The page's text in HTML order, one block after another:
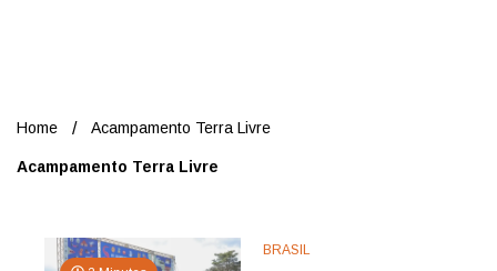
Home Acampamento Terra Livre
Acampamento Terra Livre
BRASIL